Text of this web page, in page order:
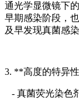
通光学显微镜下
早期感染阶段，
及早发现真菌感
3. **高度的特异
- 真菌荧光染色